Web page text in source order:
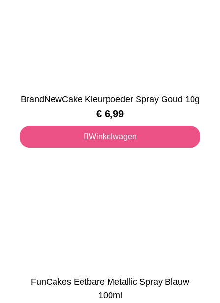
BrandNewCake Kleurpoeder Spray Goud 10g
€ 6,99
Winkelwagen
FunCakes Eetbare Metallic Spray Blauw
100ml